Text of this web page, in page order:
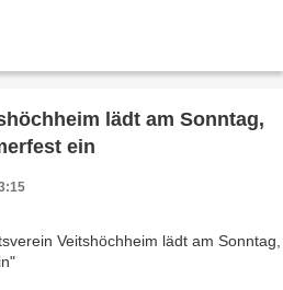
lädt am Sonntag,
ein